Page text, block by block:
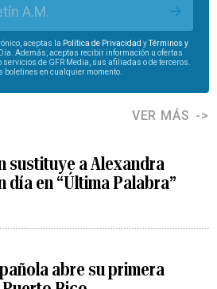
A.M.
aceptas la Política de Privacidad yTérminos y
Además, aceptas recibir información u ofertas
de GFR Media, sus afiliadas o de terceros.
boletines en cualquier momento.
VER MÁS
sustituye a Alexandra
día en “Última Palabra”
abre su primera